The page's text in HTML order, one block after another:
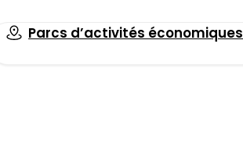
Parcs d’activités économiques